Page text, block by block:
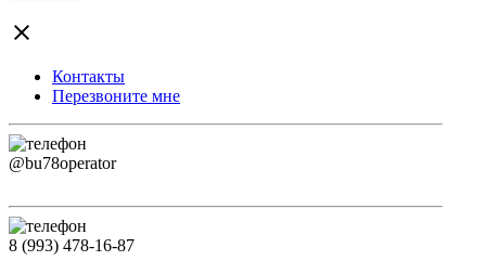
Контакты
Перезвоните мне
@bu78operator
8 (993) 478-16-87